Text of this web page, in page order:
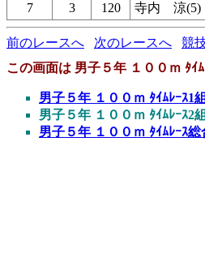
7
3 120 寺内 涼(5)
前のレースへ 次のレースへ 競
この画面は 男子５年 １００ｍ ﾀｲﾑ
男子５年 １００ｍ ﾀｲﾑﾚｰｽ1組
男子５年 １００ｍ ﾀｲﾑﾚｰｽ2組
男子５年 １００ｍ ﾀｲﾑﾚｰｽ総